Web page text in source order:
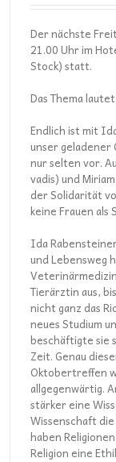
Der nächste
21.00 Uhr im
Stock) statt.
Das Thema
Endlich ist mit
unser geladener
nur selten vor.
vadis) und
der Solidarität
keine Frauen als
Ida
und Lebensweg
Tierärztin aus,
nicht ganz das
neues Studium
beschäftigte sie
Zeit. Genau
Oktobertreffen
allgegenwärtig.
stärker eine
Wissenschaft
haben
Religion eine